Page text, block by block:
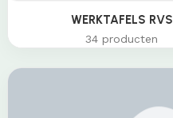
WERKTAFELS RVS
34 producten